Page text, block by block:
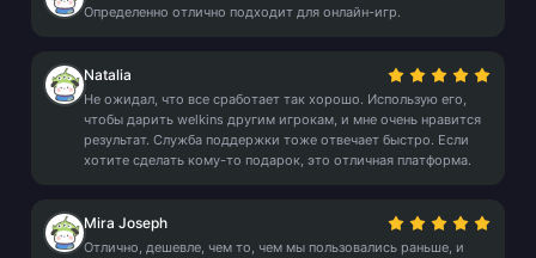
Определенно отлично подходит для онлайн-игр.
Natalia
Не ожидал, что все сработает так хорошо. Использую его,
чтобы дарить welkins другим игрокам, и мне очень нравится
результат. Служба поддержки тоже отвечает быстро. Если
хотите сделать кому-то подарок, это отличная платформа.
Mira Joseph
Отлично, дешевле, чем то, чем мы пользовались раньше, и